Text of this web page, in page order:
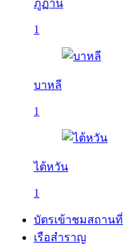
ภูฏาน
1
บาหลี
1
ไต้หวัน
1
บัตรเข้าชมสถานที่
เรือสำราญ